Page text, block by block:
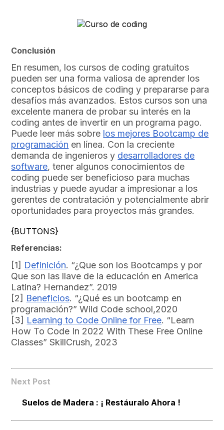
Conclusión
En resumen, los cursos de coding gratuitos
pueden ser una forma valiosa de aprender los
conceptos básicos de coding y prepararse para
desafíos más avanzados. Estos cursos son una
excelente manera de probar su interés en la
coding antes de invertir en un programa pago.
Puede leer más sobre los mejores Bootcamp de
programación en línea. Con la creciente
demanda de ingenieros y desarrolladores de
software, tener algunos conocimientos de
coding puede ser beneficioso para muchas
industrias y puede ayudar a impresionar a los
gerentes de contratación y potencialmente abrir
oportunidades para proyectos más grandes.
{BUTTONS}
Referencias:
[1] Definición. “¿Que son los Bootcamps y por
Que son las llave de la educación en America
Latina? Hernandez”. 2019
[2] Beneficios. “¿Qué es un bootcamp en
programación?” Wild Code school,2020
[3] Learning to Code Online for Free. “Learn
How To Code In 2022 With These Free Online
Classes” SkillCrush, 2023
Next Post
Suelos de Madera : ¡ Restáuralo Ahora !